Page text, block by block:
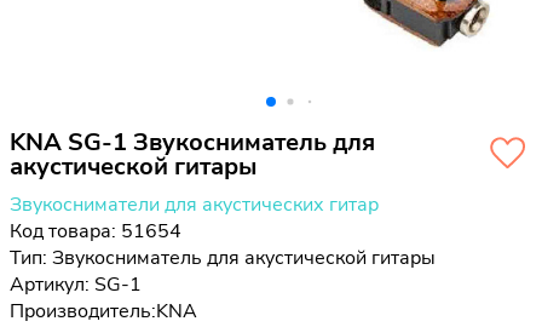
KNA SG-1 Звукосниматель для
акустической гитары
Звукосниматели для акустических гитар
Код товара: 51654
Тип: Звукосниматель для акустической гитары
Артикул: SG-1
Производитель:KNA